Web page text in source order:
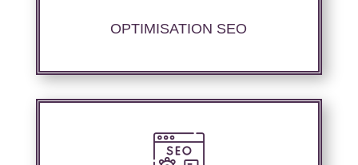
OPTIMISATION SEO
performances de référencement..
Nous offrons un suivi et un rapport de